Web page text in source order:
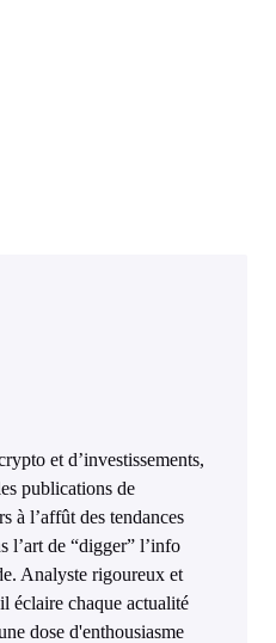
et d’investissements,
publications de
à l’affût des tendances
l’art de “digger” l’info
Analyste rigoureux et
éclaire chaque actualité
dose d'enthousiasme